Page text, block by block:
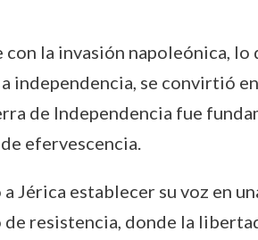
la invasión napoleónica, lo
independencia, se convirtió
de Independencia fue
efervescencia.
Jérica establecer su voz en
resistencia, donde la